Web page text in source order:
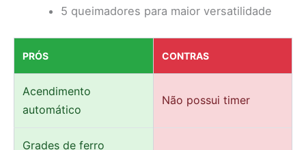
5 queimadores para maior versatilidade
PRÓS CONTRAS
Acendimento
automático
Não possui timer
Grades de ferro